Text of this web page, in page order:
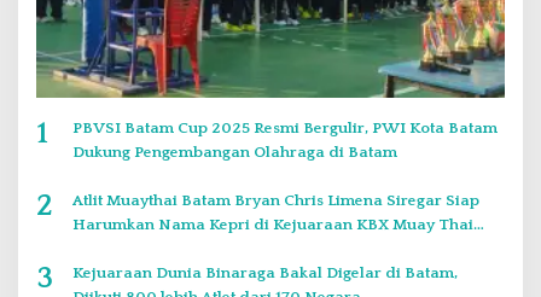
1
PBVSI Batam Cup 2025 Resmi Bergulir, PWI Kota Batam
Dukung Pengembangan Olahraga di Batam
2
Atlit Muaythai Batam Bryan Chris Limena Siregar Siap
Harumkan Nama Kepri di Kejuaraan KBX Muay Thai
3
Kejuaraan Dunia Binaraga Bakal Digelar di Batam,